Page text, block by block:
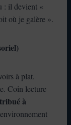
: il devient «
où je galère ».
à plat.
Coin lecture
à